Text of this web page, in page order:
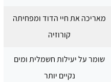
מאריכה את חיי הדוד ומפחיתה
קורוזיה
שומר על יעילות חשמלית ומים
נקיים יותר